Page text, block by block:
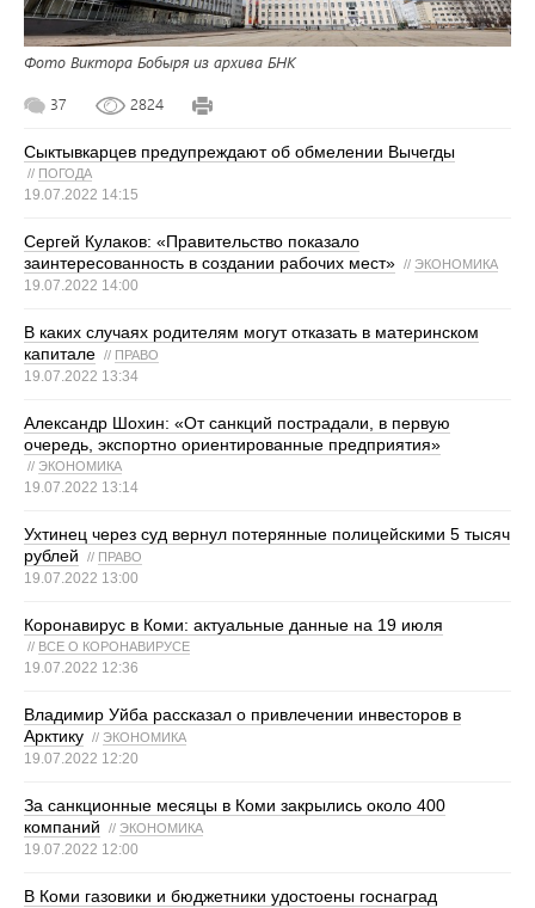
Фото Виктора Бобыря из архива БНК
37 2824
Сыктывкарцев предупреждают об обмелении Вычегды
// ПОГОДА
19.07.2022 14:15
Сергей Кулаков: «Правительство показало
заинтересованность в создании рабочих мест» // ЭКОНОМИКА
19.07.2022 14:00
В каких случаях родителям могут отказать в материнском
капитале // ПРАВО
19.07.2022 13:34
Александр Шохин: «От санкций пострадали, в первую
очередь, экспортно ориентированные предприятия»
// ЭКОНОМИКА
19.07.2022 13:14
Ухтинец через суд вернул потерянные полицейскими 5 тысяч
рублей
// ПРАВО
19.07.2022 13:00
Коронавирус в Коми: актуальные данные на 19 июля
// ВСЕ О КОРОНАВИРУСЕ
19.07.2022 12:36
Владимир Уйба рассказал о привлечении инвесторов в
Арктику // ЭКОНОМИКА
19.07.2022 12:20
За санкционные месяцы в Коми закрылись около 400
компаний
// ЭКОНОМИКА
19.07.2022 12:00
В Коми газовики и бюджетники удостоены госнаград